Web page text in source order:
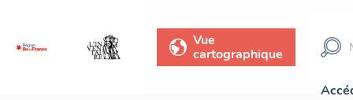
Vue
cartographique